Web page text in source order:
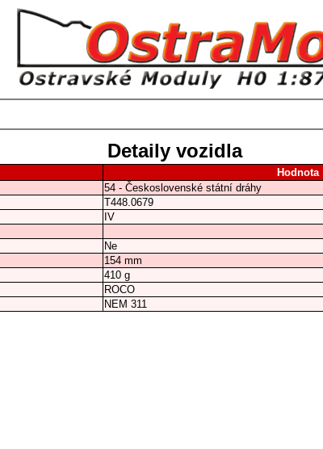
Detaily vozidla
Hodnota
54 - Československé státní dráhy
T448.0679
IV
Ne
154 mm
410 g
ROCO
NEM 311